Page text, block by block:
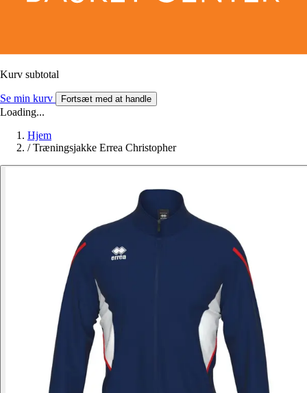
Kurv subtotal
Se min kurv Fortsæt med at handle
Loading...
Hjem
/ Træningsjakke Errea Christopher